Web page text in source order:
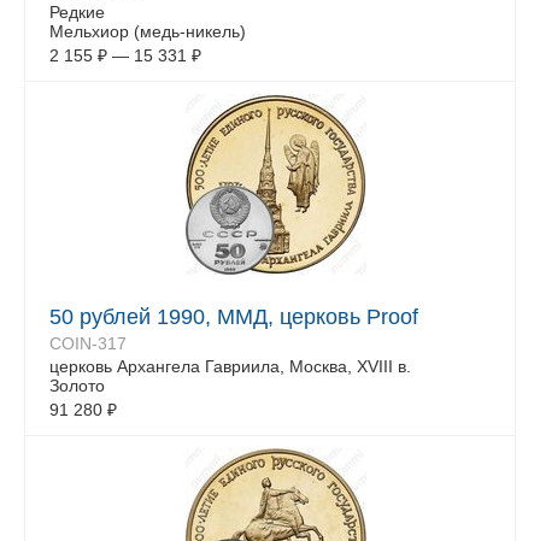
Редкие
Мельхиор (медь-никель)
2 155 ₽ — 15 331 ₽
50 рублей 1990, ММД, церковь Proof
COIN-317
церковь Архангела Гавриила, Москва, XVIII в.
Золото
91 280 ₽